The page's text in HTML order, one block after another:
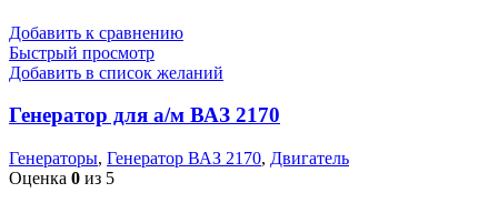
Добавить к сравнению
Быстрый просмотр
Добавить в список желаний
Генератор для а/м ВАЗ 2170
Генераторы, Генератор ВАЗ 2170, Двигатель
Оценка 0 из 5